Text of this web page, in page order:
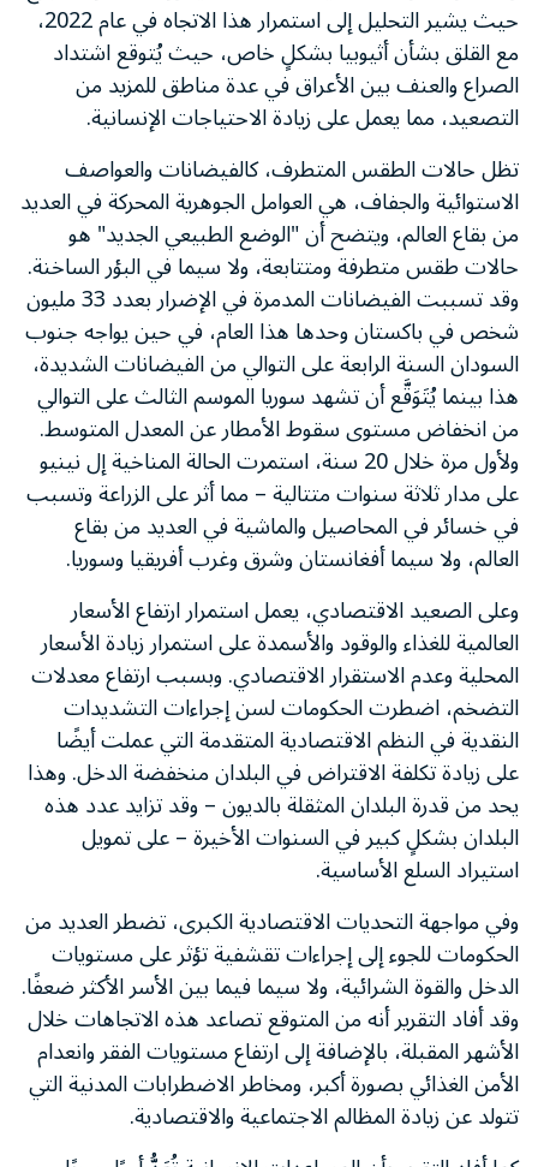
حيث يشير التحليل إلى استمرار هذا الاتجاه في عام 2022،
مع القلق بشأن أثيوبيا بشكلٍ خاص، حيث يُتوقع اشتداد
الصراع والعنف بين الأعراق في عدة مناطق للمزيد من
التصعيد، مما يعمل على زيادة الاحتياجات الإنسانية.
تظل حالات الطقس المتطرف، كالفيضانات والعواصف
الاستوائية والجفاف، هي العوامل الجوهرية المحركة في العديد
من بقاع العالم، ويتضح أن "الوضع الطبيعي الجديد" هو
حالات طقس متطرفة ومتتابعة، ولا سيما في البؤر الساخنة.
وقد تسببت الفيضانات المدمرة في الإضرار بعدد 33 مليون
شخص في باكستان وحدها هذا العام، في حين يواجه جنوب
السودان السنة الرابعة على التوالي من الفيضانات الشديدة،
هذا بينما يُتَوَقَّع أن تشهد سوريا الموسم الثالث على التوالي
من انخفاض مستوى سقوط الأمطار عن المعدل المتوسط.
ولأول مرة خلال 20 سنة، استمرت الحالة المناخية إل نينيو
على مدار ثلاثة سنوات متتالية – مما أثر على الزراعة وتسبب
في خسائر في المحاصيل والماشية في العديد من بقاع
العالم، ولا سيما أفغانستان وشرق وغرب أفريقيا وسوريا.
وعلى الصعيد الاقتصادي، يعمل استمرار ارتفاع الأسعار
العالمية للغذاء والوقود والأسمدة على استمرار زيادة الأسعار
المحلية وعدم الاستقرار الاقتصادي. وبسبب ارتفاع معدلات
التضخم، اضطرت الحكومات لسن إجراءات التشديدات
النقدية في النظم الاقتصادية المتقدمة التي عملت أيضًا
على زيادة تكلفة الاقتراض في البلدان منخفضة الدخل. وهذا
يحد من قدرة البلدان المثقلة بالديون – وقد تزايد عدد هذه
البلدان بشكلٍ كبير في السنوات الأخيرة – على تمويل
استيراد السلع الأساسية.
وفي مواجهة التحديات الاقتصادية الكبرى، تضطر العديد من
الحكومات للجوء إلى إجراءات تقشفية تؤثر على مستويات
الدخل والقوة الشرائية، ولا سيما فيما بين الأسر الأكثر ضعفًا.
وقد أفاد التقرير أنه من المتوقع تصاعد هذه الاتجاهات خلال
الأشهر المقبلة، بالإضافة إلى ارتفاع مستويات الفقر وانعدام
الأمن الغذائي بصورة أكبر، ومخاطر الاضطرابات المدنية التي
تتولد عن زيادة المظالم الاجتماعية والاقتصادية.